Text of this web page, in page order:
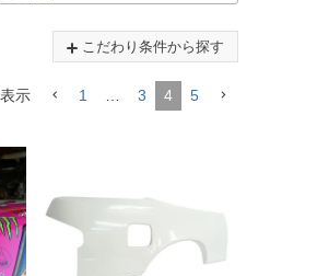
こだわり条件から探す
示 1 … 3 4 5